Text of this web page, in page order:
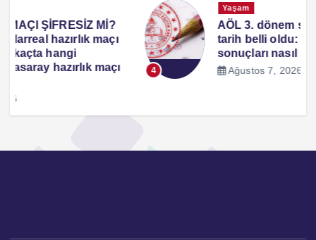
4
AÖL 3. dönem sınav sonuçları için
tarih belli oldu: MEB AÖL sınav
sonuçları nasıl sorgulanır?
Ağustos 7, 2026